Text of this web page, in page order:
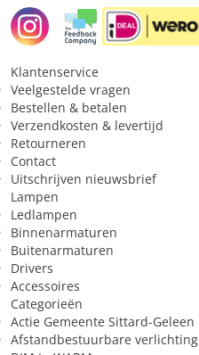
Klantenservice
Veelgestelde vragen
Bestellen & betalen
Verzendkosten & levertijd
Retourneren
Contact
Uitschrijven nieuwsbrief
Lampen
Ledlampen
Binnenarmaturen
Buitenarmaturen
Drivers
Accessoires
Categorieën
Actie Gemeente Sittard-Geleen
Afstandbestuurbare verlichting